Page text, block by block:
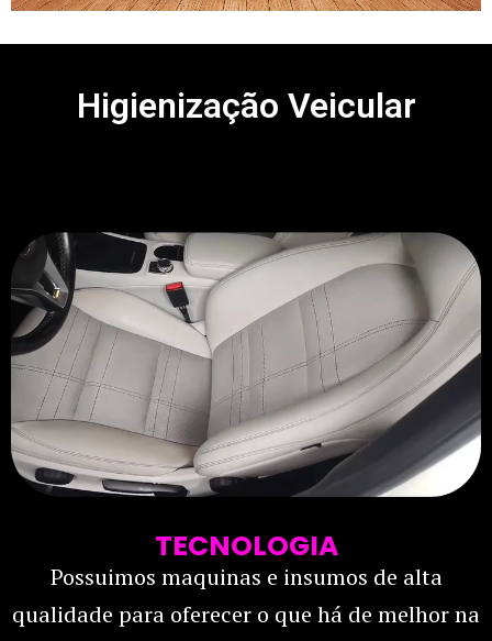
Higienização Veicular
TECNOLOGIA
Possuimos maquinas e insumos de alta
qualidade para oferecer o que há de melhor na